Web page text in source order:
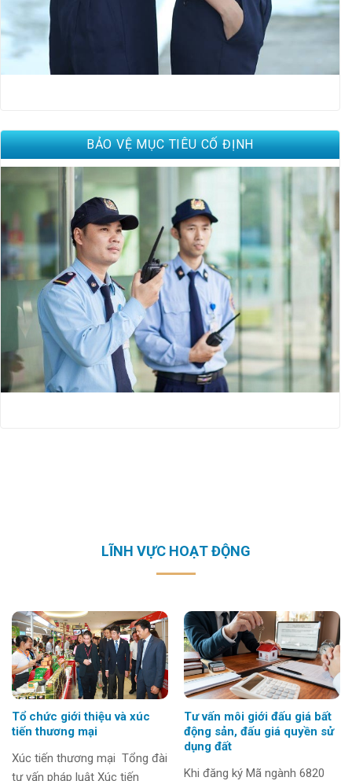
BẢO VỆ MỤC TIÊU CỐ ĐỊNH
LĨNH VỰC HOẠT ĐỘNG
Tổ chức giới thiệu và xúc
tiến thương mại
Xúc tiến thương mại Tổng đài
tư vấn pháp luật Xúc tiến
Tư vấn môi giới đấu giá bất
động sản, đấu giá quyền sử
dụng đất
Khi đăng ký Mã ngành 6820